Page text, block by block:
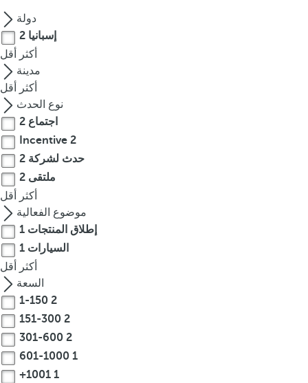
o
u
c
a
n
p
r
s
s
t
h
e
d
o
w
n
a
r
r
w
k
دولة
إسبانيا 2
أكثر
أقل
مدينة
أكثر
أقل
نوع الحدث
اجتماع 2
Incentive 2
حدث لشركة 2
ملتقى 2
أكثر
أقل
موضوع الفعالية
إطلاق المنتجات 1
السيارات 1
أكثر
أقل
السعة
1-150 2
151-300 2
301-600 2
601-1000 1
+1001 1